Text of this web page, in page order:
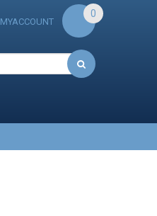
MYACCOUNT
0